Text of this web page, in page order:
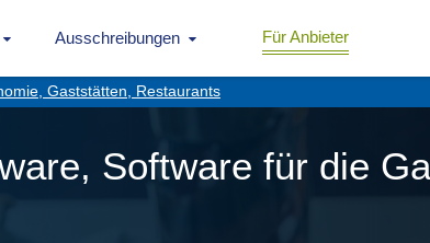
Ausschreibungen Für Anbieter
Gaststätten, Restaurants
Software für die